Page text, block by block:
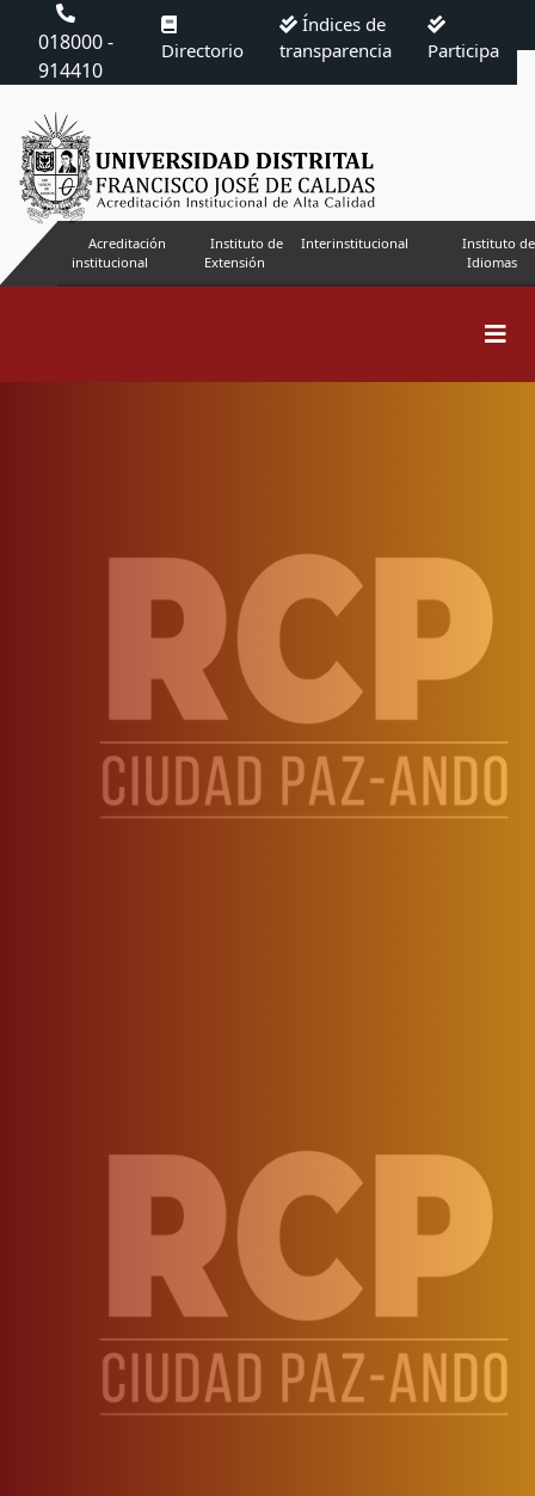
018000 -
914410
Directorio
Índices de
transparencia
Participa
Acreditación
institucional
Instituto de
Extensión
Interinstitucional
Instituto de
Idiomas